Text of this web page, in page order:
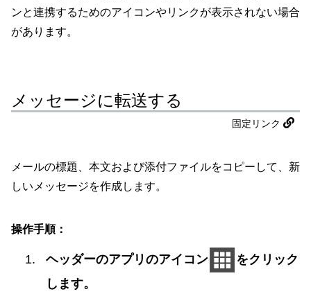
ンと連携するためのアイコンやリンクが表示されない場合
があります。
メッセージに転送する
固定リンク
メールの標題、本文および添付ファイルをコピーして、新
しいメッセージを作成します。
操作手順：
ヘッダーのアプリのアイコン
をクリック
します。